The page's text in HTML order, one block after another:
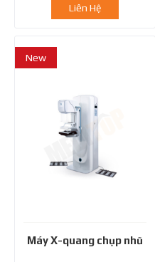
Liên Hệ
New
Máy X-quang chụp nhũ